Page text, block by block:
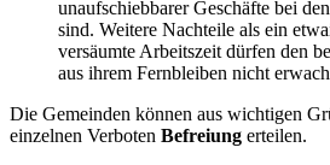
unaufschiebbarer Geschäfte bei
sind. Weitere Nachteile als ein
versäumte Arbeitszeit dürfen den
aus ihrem Fernbleiben nicht
Die Gemeinden können aus wichtigen
einzelnen Verboten Befreiung erteilen.